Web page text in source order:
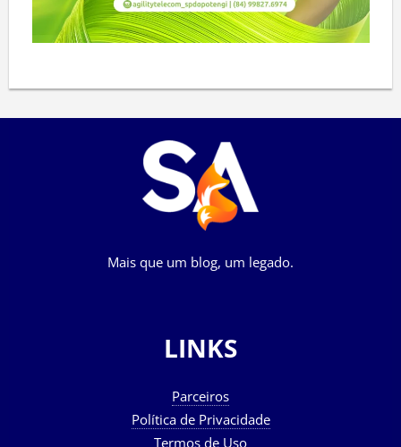
Mais que um blog, um legado.
LINKS
Parceiros
Política de Privacidade